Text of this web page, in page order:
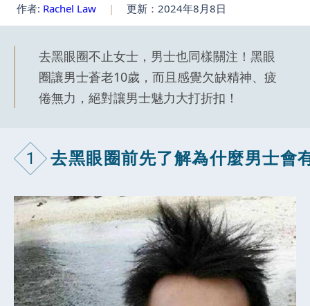
作者: Rachel Law | 更新：2024年8月8日
去黑眼圈不止女士，男士也同樣關注！黑眼
圈讓男士蒼老10歲，而且感覺欠缺精神、疲
倦無力，絕對讓男士魅力大打折扣！
1 去黑眼圈前先了解為什麼男士會